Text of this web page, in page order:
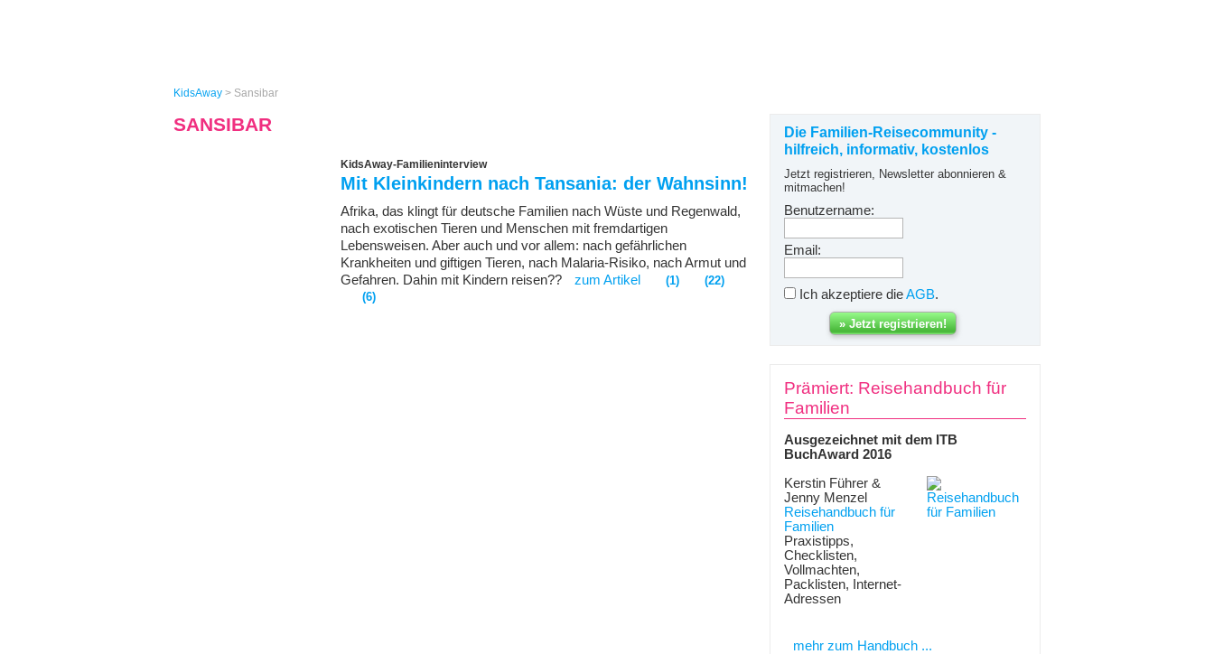
KidsAway > Sansibar
SANSIBAR
KidsAway-Familieninterview
Mit Kleinkindern nach Tansania: der Wahnsinn!
Afrika, das klingt für deutsche Familien nach Wüste und Regenwald,
nach exotischen Tieren und Menschen mit fremdartigen
Lebensweisen. Aber auch und vor allem: nach gefährlichen
Krankheiten und giftigen Tieren, nach Malaria-Risiko, nach Armut und
Gefahren. Dahin mit Kindern reisen??
zum Artikel (1)
(22)
(6)
Die Familien-Reisecommunity -
hilfreich, informativ, kostenlos
Jetzt registrieren, Newsletter abonnieren &
mitmachen!
Benutzername:
Email:
Ich akzeptiere dieAGB.
Prämiert: Reisehandbuch für
Familien
Ausgezeichnet mit dem ITB
BuchAward 2016
Kerstin Führer &
Jenny Menzel
Reisehandbuch für
Familien
Praxistipps,
Checklisten,
Vollmachten,
Packlisten, Internet-
Adressen
mehr zum Handbuch ...